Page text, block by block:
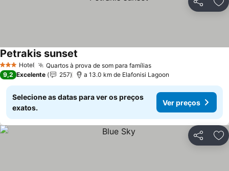
Partilhar
3 EstrelasHotel Quartos à prova de som para famíliasVer preços
Petrakis sunset
9,2 Excelente 257 a 13.0 km de Elafonisi Lagoon
Selecione as datas para ver os preços
exatos.
Ver preços
Partilhar